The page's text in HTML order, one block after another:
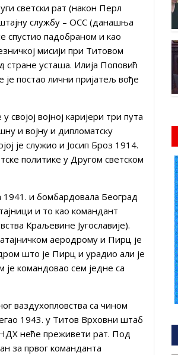
светски рат (након Перл
службу – ОСС (данашња
спустио падобраном и као
мисији при Титовом
стране усташа. Илија Поповић
је постао лични пријатељ вође
војној каријери три пута
и војну и дипломатску
је служио и Јосип Броз 1914.
политике у Другом светском
1941. и бомбардовала Београд
и то као командант
Краљевине Југославије).
аеродрому и Пирц је
што је Пирц и урадио али је
командовао сем једне са
ваздухопловства са чином
1943. у Титов Врховни штаб
НДХ неће преживети рат. Под
за првог команданта